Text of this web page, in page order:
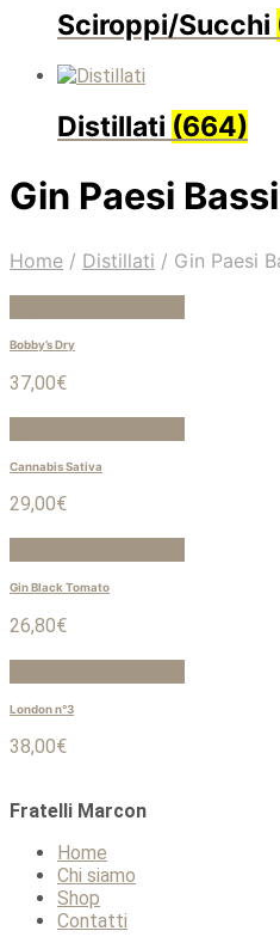
Sciroppi/Succhi
Distillati (664)
Gin Paesi Bassi
Home / Distillati / Gin Paesi
Bobby’s Dry
37,00€
Cannabis Sativa
29,00€
Gin Black Tomato
26,80€
London n°3
38,00€
Fratelli Marcon
Home
Chi siamo
Shop
Contatti